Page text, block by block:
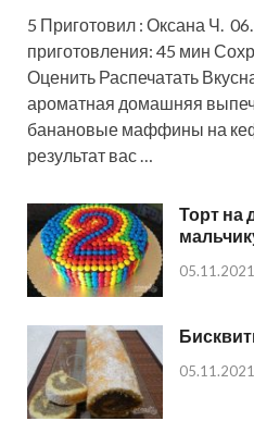
5 Приготовил : Оксана Ч.
приготовления: 45 мин
Оценить Распечатать
ароматная домашняя
банановые маффины на
результат вас …
Торт на
05.11.2021
05.11.2021